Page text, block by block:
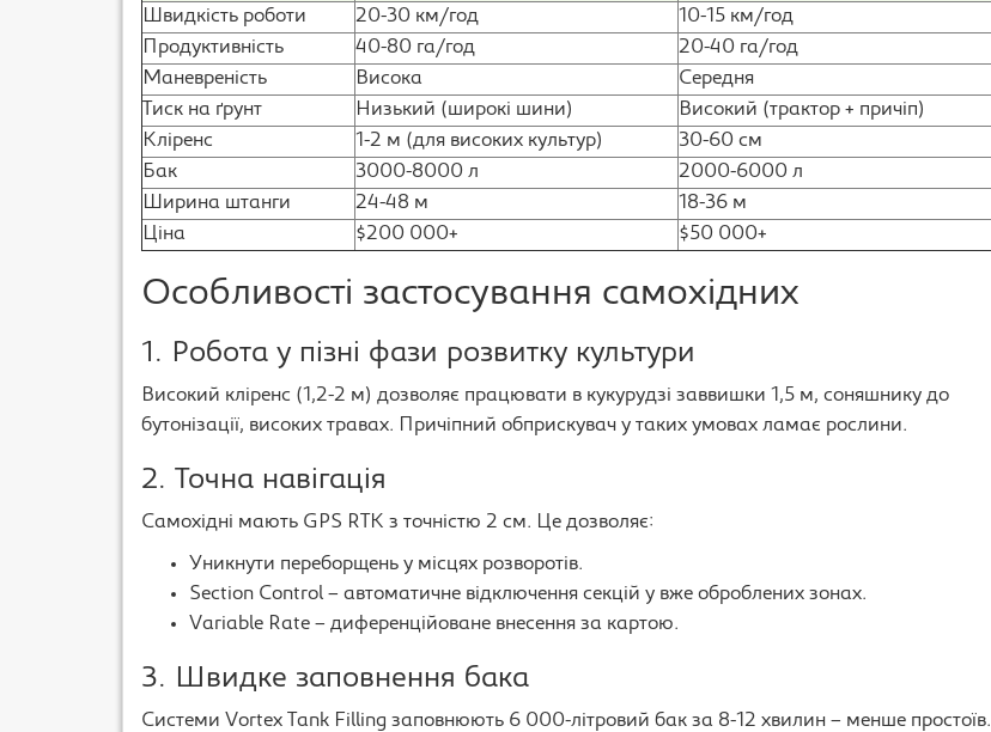
Швидкість роботи
20-30 км/год
10-15 км/год
Продуктивність
40-80 га/год
20-40 га/год
Маневреність
Висока
Середня
Тиск на ґрунт
Низький (широкі шини)
Високий (трактор + причіп)
Кліренс
1-2 м (для високих культур)
30-60 см
Бак
3000-8000 л
2000-6000 л
Ширина штанги
24-48 м
18-36 м
Ціна
$200 000+ $50 000+
Особливості застосування самохідних
1. Робота у пізні фази розвитку культури
Високий кліренс (1,2-2 м) дозволяє працювати в кукурудзі заввишки 1,5 м, соняшнику до
бутонізації, високих травах. Причіпний обприскувач у таких умовах ламає рослини.
2. Точна навігація
Самохідні мають GPS RTK з точністю 2 см. Це дозволяє:
Уникнути переборщень у місцях розворотів.
Section Control – автоматичне відключення секцій у вже оброблених зонах.
Variable Rate – диференційоване внесення за картою.
3. Швидке заповнення бака
Системи Vortex Tank Filling заповнюють 6 000-літровий бак за 8-12 хвилин – менше простоїв.